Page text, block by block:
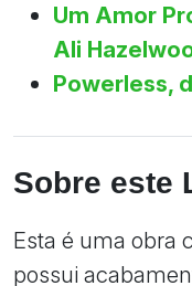
Um Amor
Ali
Powerless,
Sobre este
Esta é uma obra
possui